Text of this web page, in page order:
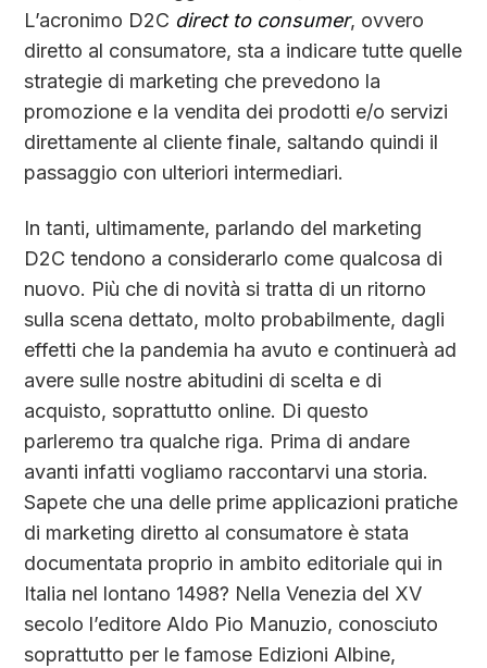
L’acronimo D2C direct to consumer, ovvero
diretto al consumatore, sta a indicare tutte quelle
strategie di marketing che prevedono la
promozione e la vendita dei prodotti e/o servizi
direttamente al cliente finale, saltando quindi il
passaggio con ulteriori intermediari.
In tanti, ultimamente, parlando del marketing
D2C tendono a considerarlo come qualcosa di
nuovo. Più che di novità si tratta di un ritorno
sulla scena dettato, molto probabilmente, dagli
effetti che la pandemia ha avuto e continuerà ad
avere sulle nostre abitudini di scelta e di
acquisto, soprattutto online. Di questo
parleremo tra qualche riga. Prima di andare
avanti infatti vogliamo raccontarvi una storia.
Sapete che una delle prime applicazioni pratiche
di marketing diretto al consumatore è stata
documentata proprio in ambito editoriale qui in
Italia nel lontano 1498? Nella Venezia del XV
secolo l’editore Aldo Pio Manuzio, conosciuto
soprattutto per le famose Edizioni Albine,